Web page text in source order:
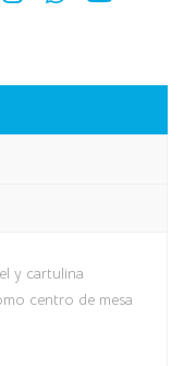
y cartulina
centro de mesa